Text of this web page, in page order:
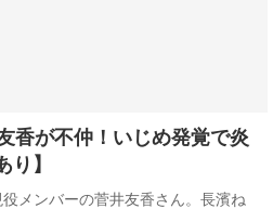
香が不仲！いじめ発覚で炎
り】
メンバーの菅井友香さん。長濱ね